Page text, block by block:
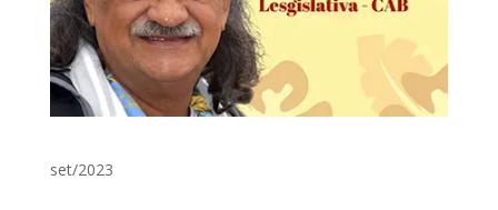
set/2023